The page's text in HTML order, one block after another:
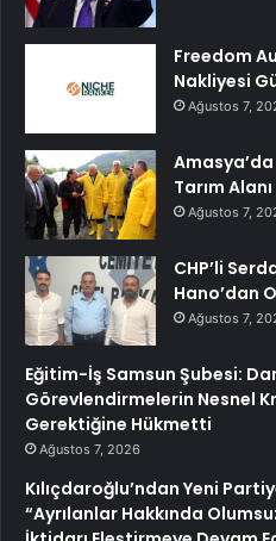
Freedom
Nakliyesi
Ağustos 7,
Tarım
Ağustos 7,
CHP’li
Hano’dan
Ağustos 7,
Eğitim-İş Samsun Şubesi:
Görevlendirmelerin Nesnel
Gerektiğine Hükmetti
Ağustos 7, 2026
Kılıçdaroğlu’ndan Yeni
“Ayrılanlar Hakkında